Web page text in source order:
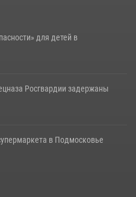
для детей в
Росгвардии задержаны
в Подмосковье